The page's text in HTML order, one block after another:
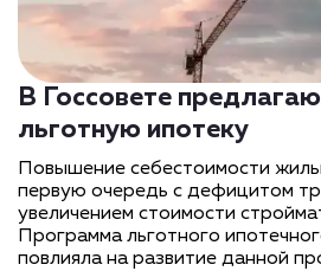
В Госсовете
льготную ипотеку
Повышение себестоимости
первую очередь с дефицитом
увеличением стоимости
Программа льготного
повлияла на развитие данной